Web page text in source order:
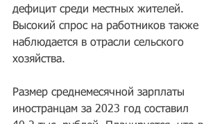
дефицит среди местных жителей.
Высокий спрос на работников также
наблюдается в отрасли сельского
хозяйства.
Размер среднемесячной зарплаты
иностранцам за 2023 год составил